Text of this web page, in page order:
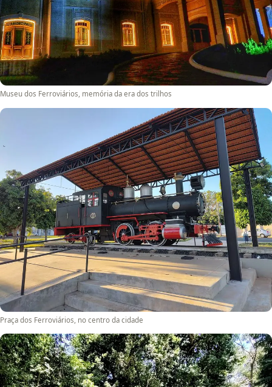
Museu dos Ferroviários, memória da era dos trilhos
Praça dos Ferroviários, no centro da cidade